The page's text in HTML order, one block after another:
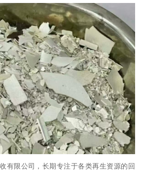
有限公司，长期专注于各类再生资源的回